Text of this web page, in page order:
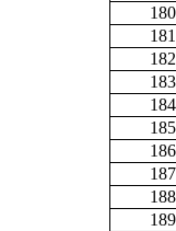
180
181
182
183
184
185
186
187
188
189